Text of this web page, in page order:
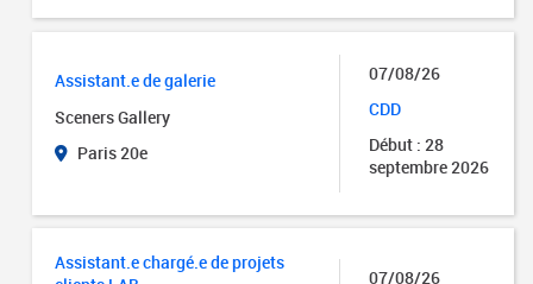
Assistant.e de galerie
Sceners Gallery
Paris 20e
07/08/26
CDD
Début : 28
septembre 2026
Assistant.e chargé.e de projets
07/08/26